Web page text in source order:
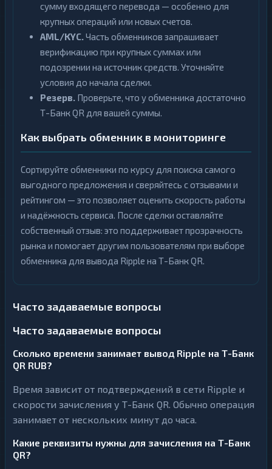
сумму входящего перевода — особенно для
крупных операций или новых счетов.
AML/KYC.Часть обменников запрашивает
верификацию при крупных суммах или
подозрении на источник средств. Уточняйте
условия до начала сделки.
Резерв. Проверьте, что у обменника достаточно
Т-Банк QR для вашей суммы.
Как выбрать обменник в мониторинге
Сортируйте обменники по курсу для поиска самого
выгодного предложения и сверяйтесь с отзывами и
рейтингом — это позволяет оценить скорость работы
и надёжность сервиса. После сделки оставляйте
собственный отзыв: это поддерживает прозрачность
рынка и помогает другим пользователям при выборе
обменника для вывода Ripple на Т-Банк QR.
Часто задаваемые вопросы
Часто задаваемые вопросы
Сколько времени занимает вывод Ripple на Т-Банк
QR RUB?
Время зависит от подтверждений в сети Ripple и
скорости зачисления у Т-Банк QR. Обычно операция
занимает от нескольких минут до часа.
Какие реквизиты нужны для зачисления на Т-Банк
QR?